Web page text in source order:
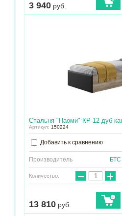
3 940 руб.
Спальня "Наоми" КР-12 дуб
Артикул: 150224
Добавить к сравнению
Производитель БТС
Количество: − +
13 810 руб.